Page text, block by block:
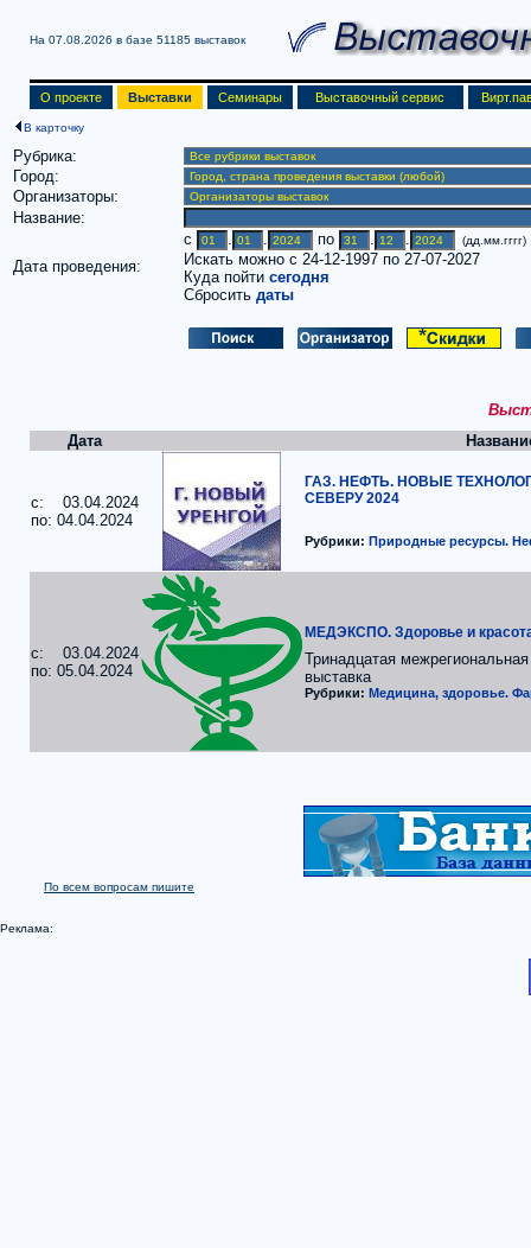
На 07.08.2026 в базе 51185 выставок
О проекте Выставки Семинары Выставочный сервис
В карточку
Рубрика:
Город:
Организаторы:
Название:
Дата проведения:
c . . по . . (дд.мм.гггг)
Искать можно с 24-12-1997 по 27-07-2027
Куда пойти сегодня
Сбросить даты
Дата
c: 03.04.2024
по: 04.04.2024
ГАЗ. НЕФТЬ. НОВЫЕ
СЕВЕРУ 2024
Рубрики: Природные ресурсы.
c: 03.04.2024
по: 05.04.2024
МЕДЭКСПО. Здоровье и
Тринадцатая
выставка
Рубрики: Медицина, здоровье.
По всем вопросам пишите
Реклама: